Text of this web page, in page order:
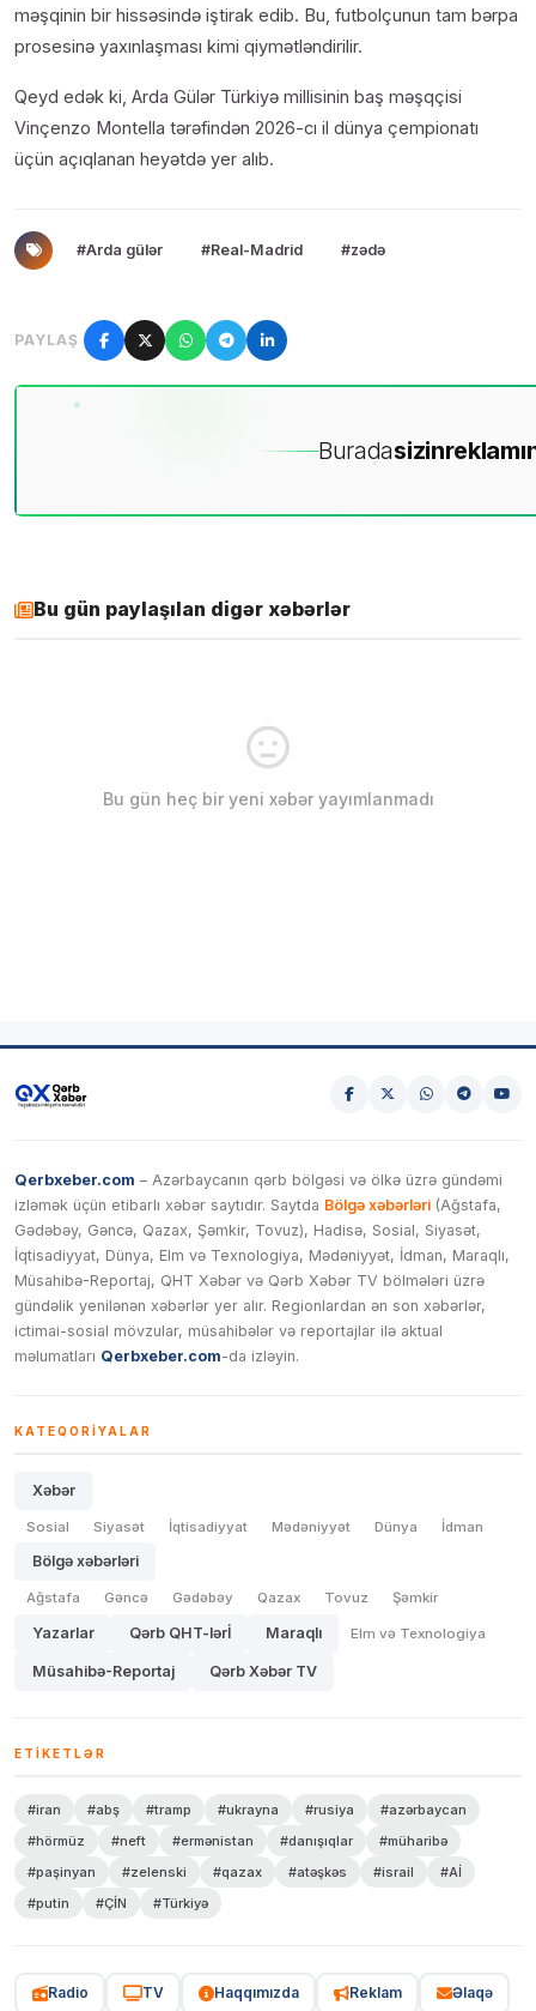
məşqinin bir hissəsində iştirak edib. Bu, futbolçunun tam bərpa
prosesinə yaxınlaşması kimi qiymətləndirilir.
Qeyd edək ki, Arda Gülər Türkiyə millisinin baş məşqçisi
Vinçenzo Montella tərəfindən 2026-cı il dünya çempionatı
üçün açıqlanan heyətdə yer alıb.
#Arda gülər #Real-Madrid #zədə
PAYLAŞ
Buradasizin
Bu gün paylaşılan digər xəbərlər
Bu gün heç bir yeni xəbər yayımlanmadı
Qerbxeber.com – Azərbaycanın qərb bölgəsi və ölkə üzrə gündəmi
izləmək üçün etibarlı xəbər saytıdır. Saytda Bölgə xəbərləri (Ağstafa,
Gədəbəy, Gəncə, Qazax, Şəmkir, Tovuz), Hadisə, Sosial, Siyasət,
İqtisadiyyat, Dünya, Elm və Texnologiya, Mədəniyyət, İdman, Maraqlı,
Müsahibə-Reportaj, QHT Xəbər və Qərb Xəbər TV bölmələri üzrə
gündəlik yenilənən xəbərlər yer alır. Regionlardan ən son xəbərlər,
ictimai-sosial mövzular, müsahibələr və reportajlar ilə aktual
məlumatları Qerbxeber.com-da izləyin.
KATEQORIYALAR
Xəbər
Sosial Siyasət İqtisadiyyat Mədəniyyət Dünya İdman
Bölgə xəbərləri
Ağstafa Gəncə Gədəbəy Qazax Tovuz Şəmkir
Yazarlar Qərb QHT-lərİ Maraqlı Elm və Texnologiya
Müsahibə-Reportaj Qərb Xəbər TV
ETIKETLƏR
#iran #abş #tramp #ukrayna #rusiya
#azərbaycan
#hörmüz
#neft #ermənistan #danışıqlar
#müharibə
#paşinyan
#zelenski #qazax #atəşkəs #israil
#Aİ
#putin
#ÇİN #Türkiyə
Radio TV Haqqımızda Reklam Əlaqə